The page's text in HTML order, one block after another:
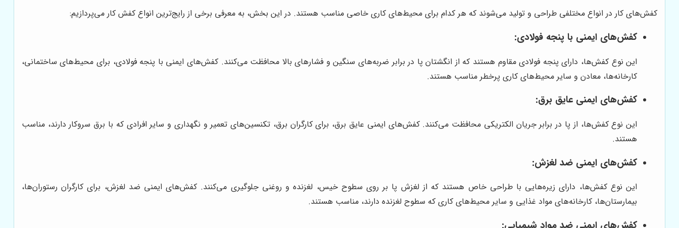
کفش‌های کار در انواع مختلفی طراحی و تولید می‌شوند که هر کدام برای محیط‌های کاری خاصی مناسب هستند. در این بخش، به معرفی برخی از رایج‌ترین انواع کفش کار می‌پردازیم:
کفش‌های ایمنی با پنجه فولادی:
این نوع کفش‌ها، دارای پنجه فولادی مقاوم هستند که از انگشتان پا در برابر ضربه‌های سنگین و فشارهای بالا محافظت می‌کنند. کفش‌های ایمنی با پنجه فولادی، برای محیط‌های ساختمانی،
کارخانه‌ها، معادن و سایر محیط‌های کاری پرخطر مناسب هستند.
کفش‌های ایمنی عایق برق:
این نوع کفش‌ها، از پا در برابر جریان الکتریکی محافظت می‌کنند. کفش‌های ایمنی عایق برق، برای کارگران برق، تکنسین‌های تعمیر و نگهداری و سایر افرادی که با برق سروکار دارند، مناسب
هستند.
کفش‌های ایمنی ضد لغزش:
این نوع کفش‌ها، دارای زیره‌هایی با طراحی خاص هستند که از لغزش پا بر روی سطوح خیس، لغزنده و روغنی جلوگیری می‌کنند. کفش‌های ایمنی ضد لغزش، برای کارگران رستوران‌ها،
بیمارستان‌ها، کارخانه‌های مواد غذایی و سایر محیط‌های کاری که سطوح لغزنده دارند، مناسب هستند.